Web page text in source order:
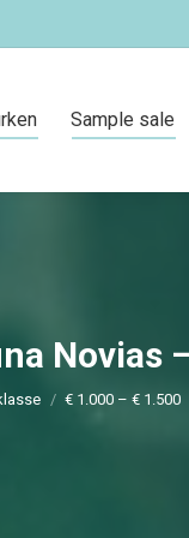
Sample sale
Novias
Je bent hier:
€ 1.000 – € 1.500